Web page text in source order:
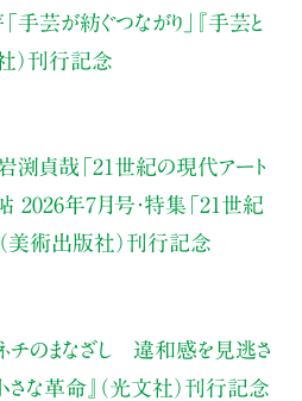
「手芸が紡ぐつながり」
『手芸と
社）刊行記念
渕貞哉 「21世紀の現代アート
2026年7月号・特集「21世紀
美術出版社）刊行記念
チのまなざし 違和感を見逃さ
さな革命』（光文社）刊行記念